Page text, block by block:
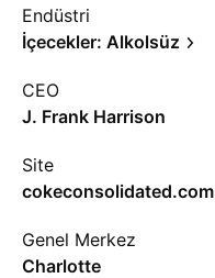
Endüstri
İçecekler: Alkolsüz
CEO
J. Frank Harrison
Site
cokeconsolidated.com
Genel Merkez
Charlotte